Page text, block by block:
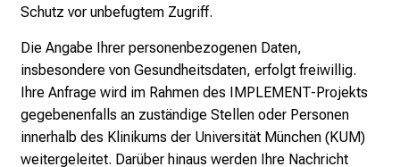
Schutz vor unbefugtem Zugriff.
Die Angabe Ihrer personenbezogenen Daten,
insbesondere von Gesundheitsdaten, erfolgt freiwillig.
Ihre Anfrage wird im Rahmen des IMPLEMENT-Projekts
gegebenenfalls an zuständige Stellen oder Personen
innerhalb des Klinikums der Universität München (KUM)
weitergeleitet. Darüber hinaus werden Ihre Nachricht